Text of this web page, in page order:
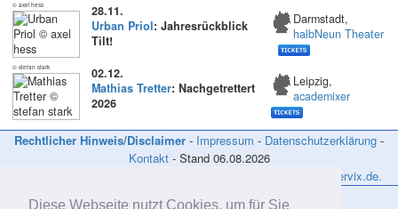
Diese Webseite nutzt Cookies, um für Sie
© axel hess
28.11.
Urban Priol: Jahresrückblick
Tilt!
Darmstadt,
halbNeun Theater
© stefan stark
02.12.
Mathias Tretter: Nachgetrettert
2026
Leipzig,
academixer
Rechtlicher Hinweis/Disclaimer - Impressum - Datenschutzerklärung -
Kontakt- Stand 06.08.2026
Tickets, Eintrittskarten und Karten Online Vorverkauf: www.reservix.de.